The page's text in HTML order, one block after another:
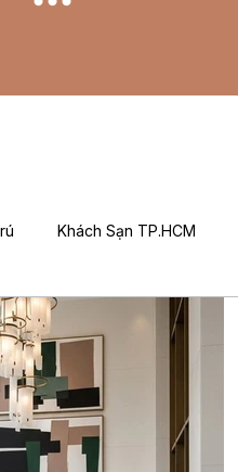
Khách Sạn TP.HCM
Mãi / Đặt Phòng
Tôi (About Adachi)